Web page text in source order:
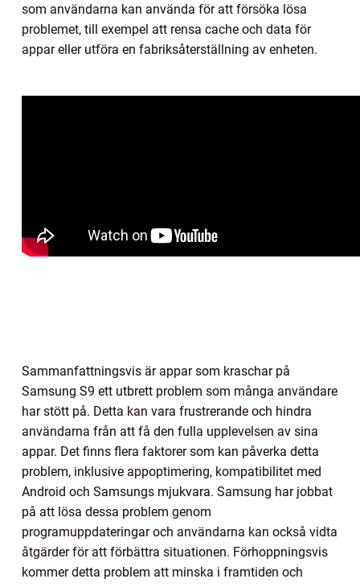
som användarna kan använda för att försöka lösa
problemet, till exempel att rensa cache och data för
appar eller utföra en fabriksåterställning av enheten.
Sammanfattningsvis är appar som kraschar på
Samsung S9 ett utbrett problem som många användare
har stött på. Detta kan vara frustrerande och hindra
användarna från att få den fulla upplevelsen av sina
appar. Det finns flera faktorer som kan påverka detta
problem, inklusive appoptimering, kompatibilitet med
Android och Samsungs mjukvara. Samsung har jobbat
på att lösa dessa problem genom
programuppdateringar och användarna kan också vidta
åtgärder för att förbättra situationen. Förhoppningsvis
kommer detta problem att minska i framtiden och